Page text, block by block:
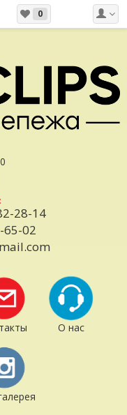
0
28-14
65-02
О нас